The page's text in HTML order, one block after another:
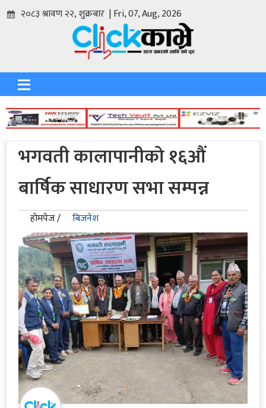
२०८३ श्रावण २२, शुक्रबार | Fri, 07, Aug, 2026
भगवती कालापानीको १६औं
बार्षिक साधारण सभा सम्पन्न
होमपेज / बिजनेश